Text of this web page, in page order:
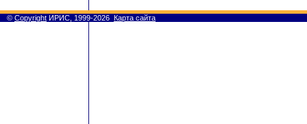
© Copyright ИРИС, 1999-2026 Карта сайта